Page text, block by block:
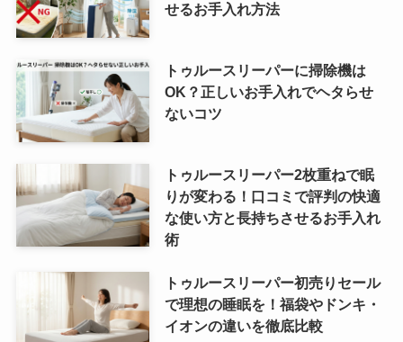
せるお手入れ方法
トゥルースリーパーに掃除機は
OK？正しいお手入れでヘタらせ
ないコツ
トゥルースリーパー2枚重ねで眠
りが変わる！口コミで評判の快適
な使い方と長持ちさせるお手入れ
術
トゥルースリーパー初売りセール
で理想の睡眠を！福袋やドンキ・
イオンの違いを徹底比較